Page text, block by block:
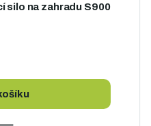
silo na zahradu S900